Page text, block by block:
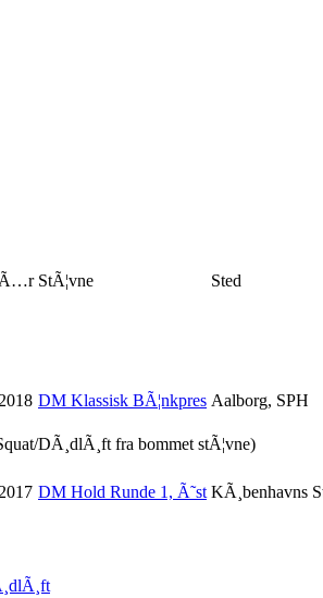
Ã…r StÃ¦vne
Sted
2018 DM Klassisk BÃ¦nkpres Aalborg, SPH
DÃ¸dlÃ¸ft fra bommet stÃ¦vne)
2017 DM Hold Runde 1, Ã˜st KÃ¸benhavns